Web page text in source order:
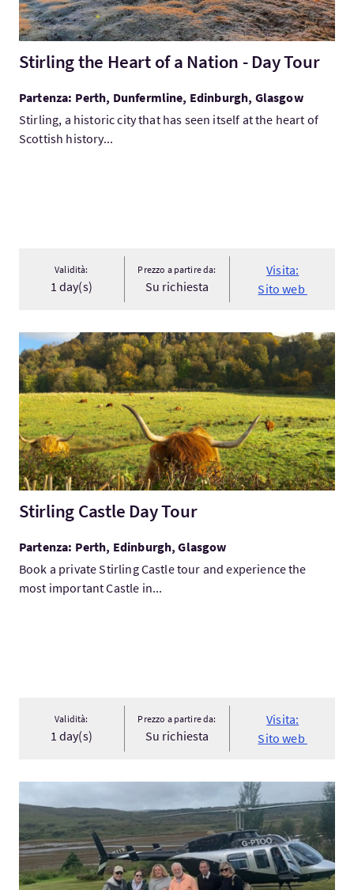
Stirling the Heart of a Nation - Day Tour
Partenza: Perth, Dunfermline, Edinburgh, Glasgow
Stirling, a historic city that has seen itself at the heart of
Scottish history...
Validità:
1 day(s)
Prezzo a partire da:
Su richiesta
Visita:
Sito web
Visita:Stirling Castle Day Tour
Stirling Castle Day Tour
Partenza: Perth, Edinburgh, Glasgow
Book a private Stirling Castle tour and experience the
most important Castle in...
Validità:
1 day(s)
Prezzo a partire da:
Su richiesta
Visita:
Sito web